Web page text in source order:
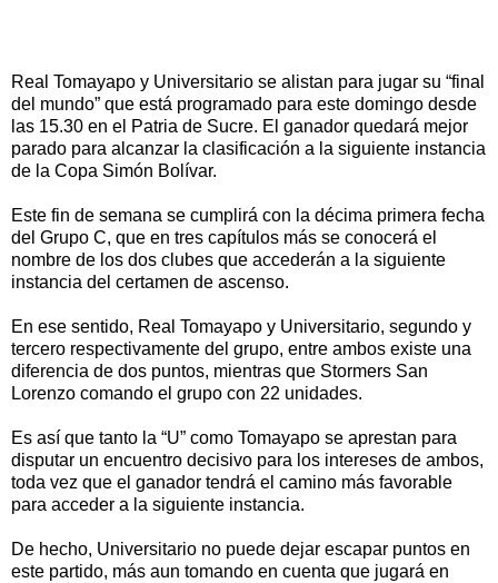
Real Tomayapo y Universitario se alistan para jugar su “final
del mundo” que está programado para este domingo desde
las 15.30 en el Patria de Sucre. El ganador quedará mejor
parado para alcanzar la clasificación a la siguiente instancia
de la Copa Simón Bolívar.
Este fin de semana se cumplirá con la décima primera fecha
del Grupo C, que en tres capítulos más se conocerá el
nombre de los dos clubes que accederán a la siguiente
instancia del certamen de ascenso.
En ese sentido, Real Tomayapo y Universitario, segundo y
tercero respectivamente del grupo, entre ambos existe una
diferencia de dos puntos, mientras que Stormers San
Lorenzo comando el grupo con 22 unidades.
Es así que tanto la “U” como Tomayapo se aprestan para
disputar un encuentro decisivo para los intereses de ambos,
toda vez que el ganador tendrá el camino más favorable
para acceder a la siguiente instancia.
De hecho, Universitario no puede dejar escapar puntos en
este partido, más aun tomando en cuenta que jugará en